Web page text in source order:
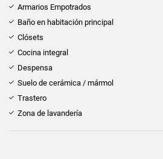
Armarios Empotrados
Baño en habitación principal
Clósets
Cocina integral
Despensa
Suelo de cerámica / mármol
Trastero
Zona de lavandería